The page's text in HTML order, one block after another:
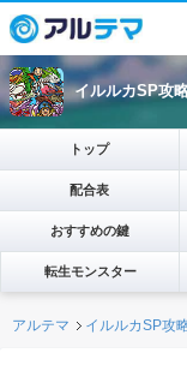
イルルカSP攻
トップ
配合表
おすすめの鍵
転生モンスター
アルテマ イルルカSP攻